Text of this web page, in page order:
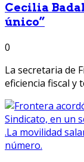
Cecilia
único”
0
La secretaria de
eficiencia fiscal y